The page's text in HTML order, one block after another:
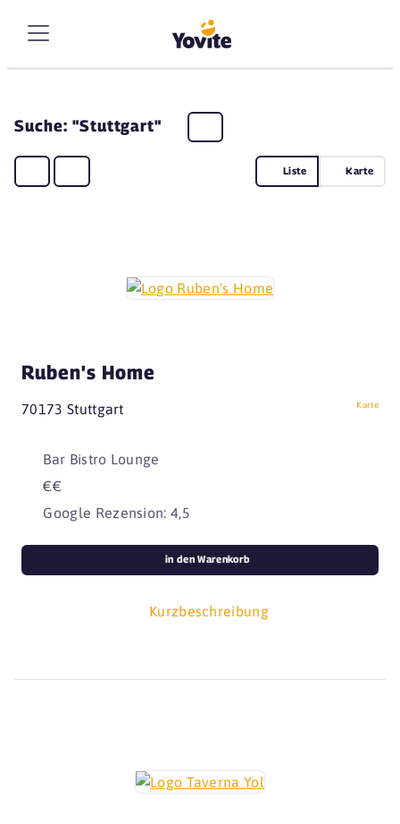
Suche: "Stuttgart"
Liste Karte
Ruben's Home
70173 Stuttgart Karte
Bar Bistro Lounge
€€
Google Rezension: 4,5
Kurzbeschreibung
in den Warenkorb